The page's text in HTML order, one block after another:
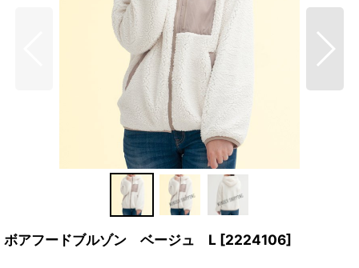
ボアフードブルゾン ベージュ L [2224106]